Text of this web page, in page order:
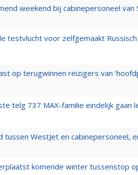
weekend bij cabinepersoneel van
testvlucht voor zelfgemaakt
op terugwinnen reizigers van
telg 737 MAX-familie eindelijk gaan
tussen WestJet en cabinepersoneel,
komende winter tussenstop